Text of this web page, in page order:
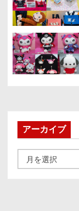
アーカイブ
ー